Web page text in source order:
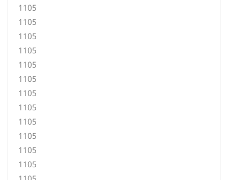
1105
1105
1105
1105
1105
1105
1105
1105
1105
1105
1105
1105